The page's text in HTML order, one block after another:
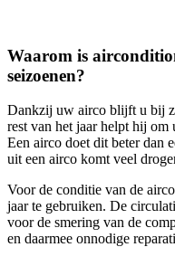
Waarom is
seizoenen?
Dankzij uw airco blijft u bij
rest van het jaar helpt hij om
Een airco doet dit beter dan
uit een airco komt veel
Voor de conditie van de
jaar te gebruiken. De
voor de smering van de
en daarmee onnodige